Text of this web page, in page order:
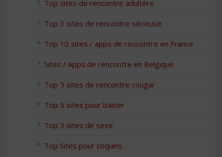
Top sites de rencontre adultère
Top 3 sites de rencontre sérieuse
Top 10 sites / apps de rencontre en France
Sites / Apps de rencontre en Belgique
Top 5 sites de rencontre cougar
Top 5 sites pour baiser
Top 3 sites de sexe
Top Sites pour coquins